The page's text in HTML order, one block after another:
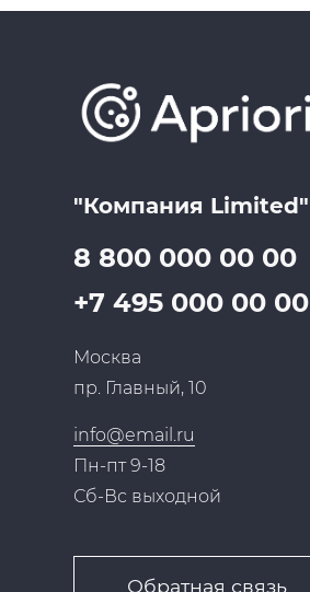
"Компания Limited"
8 800 000 00 00
+7 495 000 00 00
Москва
пр. Главный, 10
info@email.ru
Пн-пт 9-18
Сб-Вс выходной
Обратная связь